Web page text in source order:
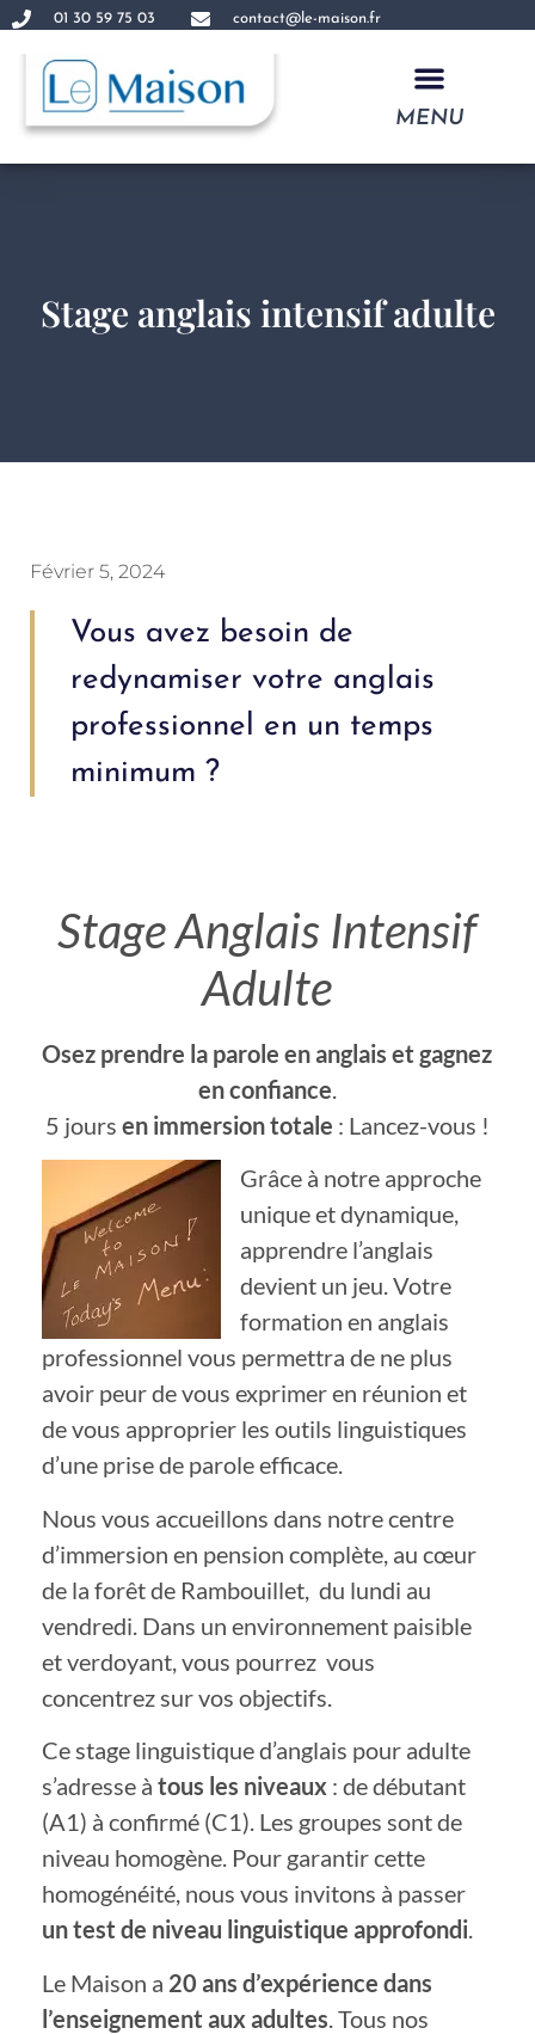
01 30 59 75 03 contact@le-maison.fr
MENU
Stage anglais intensif adulte
Février 5, 2024
Vous avez besoin de
redynamiser votre anglais
professionnel en un temps
minimum ?
Stage Anglais Intensif
Adulte
Osez prendre la parole en anglais et gagnez
en confiance.
5 jours en immersion totale : Lancez-vous !
Grâce à notre approche
unique et dynamique,
apprendre l’anglais
devient un jeu. Votre
formation en anglais
professionnel vous permettra de ne plus
avoir peur de vous exprimer en réunion et
de vous approprier les outils linguistiques
d’une prise de parole efficace.
Nous vous accueillons dans notre centre
d’immersion en pension complète, au cœur
de la forêt de Rambouillet, du lundi au
vendredi. Dans un environnement paisible
et verdoyant, vous pourrez vous
concentrez sur vos objectifs.
Ce stage linguistique d’anglais pour adulte
s’adresse à tous les niveaux : de débutant
(A1) à confirmé (C1). Les groupes sont de
niveau homogène. Pour garantir cette
homogénéité, nous vous invitons à passer
un test de niveau linguistique approfondi.
Le Maison a 20 ans d’expérience dans
l’enseignement aux adultes . Tous nos